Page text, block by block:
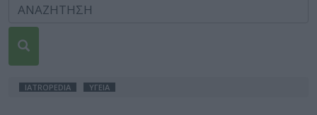
IATROPEDIA ΥΓΕΙΑ